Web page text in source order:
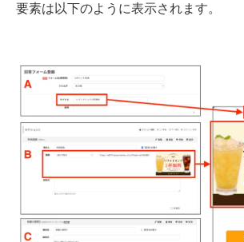
要素は以下のように表示されます。